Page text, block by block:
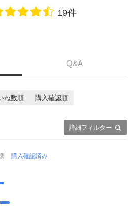
19件
Q&A
詳細フィルター
ね数順
購入確認順
購入確認済み